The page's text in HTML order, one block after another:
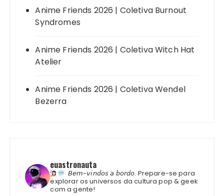
Anime Friends 2026 | Coletiva Burnout
Syndromes
Anime Friends 2026 | Coletiva Witch Hat
Atelier
Anime Friends 2026 | Coletiva Wendel
Bezerra
euastronauta
𝘉𝘦𝘮-𝘷𝘪𝘯𝘥𝘰𝘴 𝘢 𝘣𝘰𝘳𝘥𝘰. Prepare-se para
explorar os universos da cultura pop & geek
com a gente!